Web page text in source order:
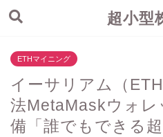
超小型
ETHマイニング
イーサリアム（
法MetaMaskウォレ
備「誰でもできる